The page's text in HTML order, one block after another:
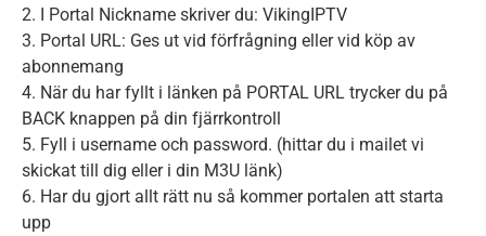
2. I Portal Nickname skriver du: VikingIPTV
3. Portal URL: Ges ut vid förfrågning eller vid köp av
abonnemang
4. När du har fyllt i länken på PORTAL URL trycker du på
BACK knappen på din fjärrkontroll
5. Fyll i username och password. (hittar du i mailet vi
skickat till dig eller i din M3U länk)
6. Har du gjort allt rätt nu så kommer portalen att starta
upp